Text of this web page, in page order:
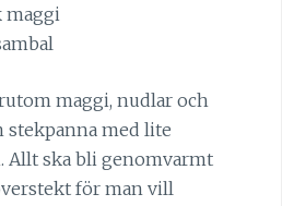
maggi
maggi, nudlar och
stekpanna med lite
Allt ska bli genomvarmt
för man vill